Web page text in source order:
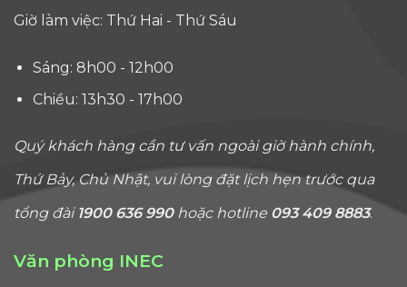
Giờ làm việc: Thứ Hai - Thứ Sáu
Sáng: 8h00 - 12h00
Chiều: 13h30 - 17h00
Quý khách hàng cần tư vấn ngoài giờ hành chính,
Thứ Bảy, Chủ Nhật, vui lòng đặt lịch hẹn trước qua
tổng đài 1900 636 990hoặc hotline 093 409 8883.
Văn phòng INEC